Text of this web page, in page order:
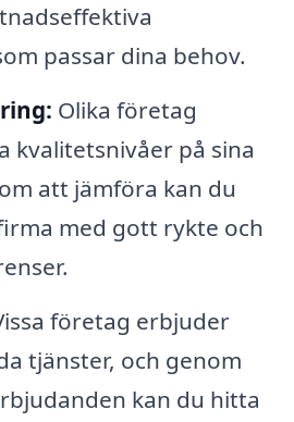
passar dina behov.
Olika företag
kvalitetsnivåer på sina
att jämföra kan du
med gott rykte och
företag erbjuder
tjänster, och genom
kan du hitta